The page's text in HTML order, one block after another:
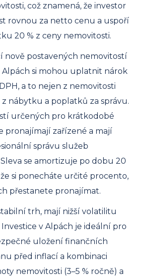
což znamená, že investor
rovnou za netto cenu a uspoří
20 % z ceny nemovitosti.
nově postavených nemovitostí
si mohou uplatnit nárok
a to nejen z nemovitosti
nábytku a poplatků za správu.
určených pro krátkodobé
pronajímají zařízené a mají
správu služeb
se amortizuje po dobu 20
že si ponecháte určité procento,
přestanete pronajímat.
trh, mají nižší volatilitu
v Alpách je ideální pro
uložení finančních
před inflací a kombinaci
nemovitosti (3–5 % ročně) a